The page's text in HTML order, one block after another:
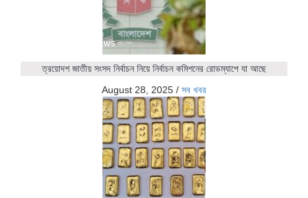
ত্রয়োদশ জাতীয় সংসদ নির্বাচন নিয়ে নির্বাচন কমিশনের রোডম্যাপে যা আছে
August 28, 2025 / সব খবর